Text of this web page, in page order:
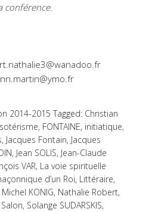
conférence.
2014-2015 Tagged: Christian
, FONTAINE, initiatique,
, Jacques Fontain, Jacques
, Jean SOLIS, Jean-Claude
VAR, La voie spirituelle
d’un Roi, Littéraire,
Michel KONIG, Nathalie Robert,
Salon, Solange SUDARSKIS,